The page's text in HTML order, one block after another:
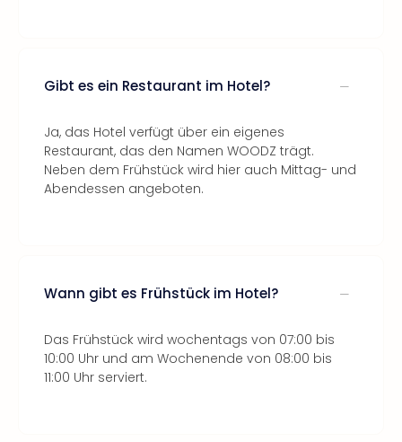
Gibt es ein Restaurant im Hotel?
Ja, das Hotel verfügt über ein eigenes
Restaurant, das den Namen WOODZ trägt.
Neben dem Frühstück wird hier auch Mittag- und
Abendessen angeboten.
Wann gibt es Frühstück im Hotel?
Das Frühstück wird wochentags von 07:00 bis
10:00 Uhr und am Wochenende von 08:00 bis
11:00 Uhr serviert.